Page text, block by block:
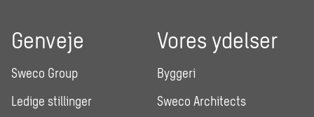
Genveje
Sweco Group
Ledige stillinger
Vores ydelser
Byggeri
Sweco Architects